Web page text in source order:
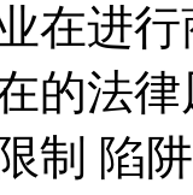
在进
的法
制 ‌陷